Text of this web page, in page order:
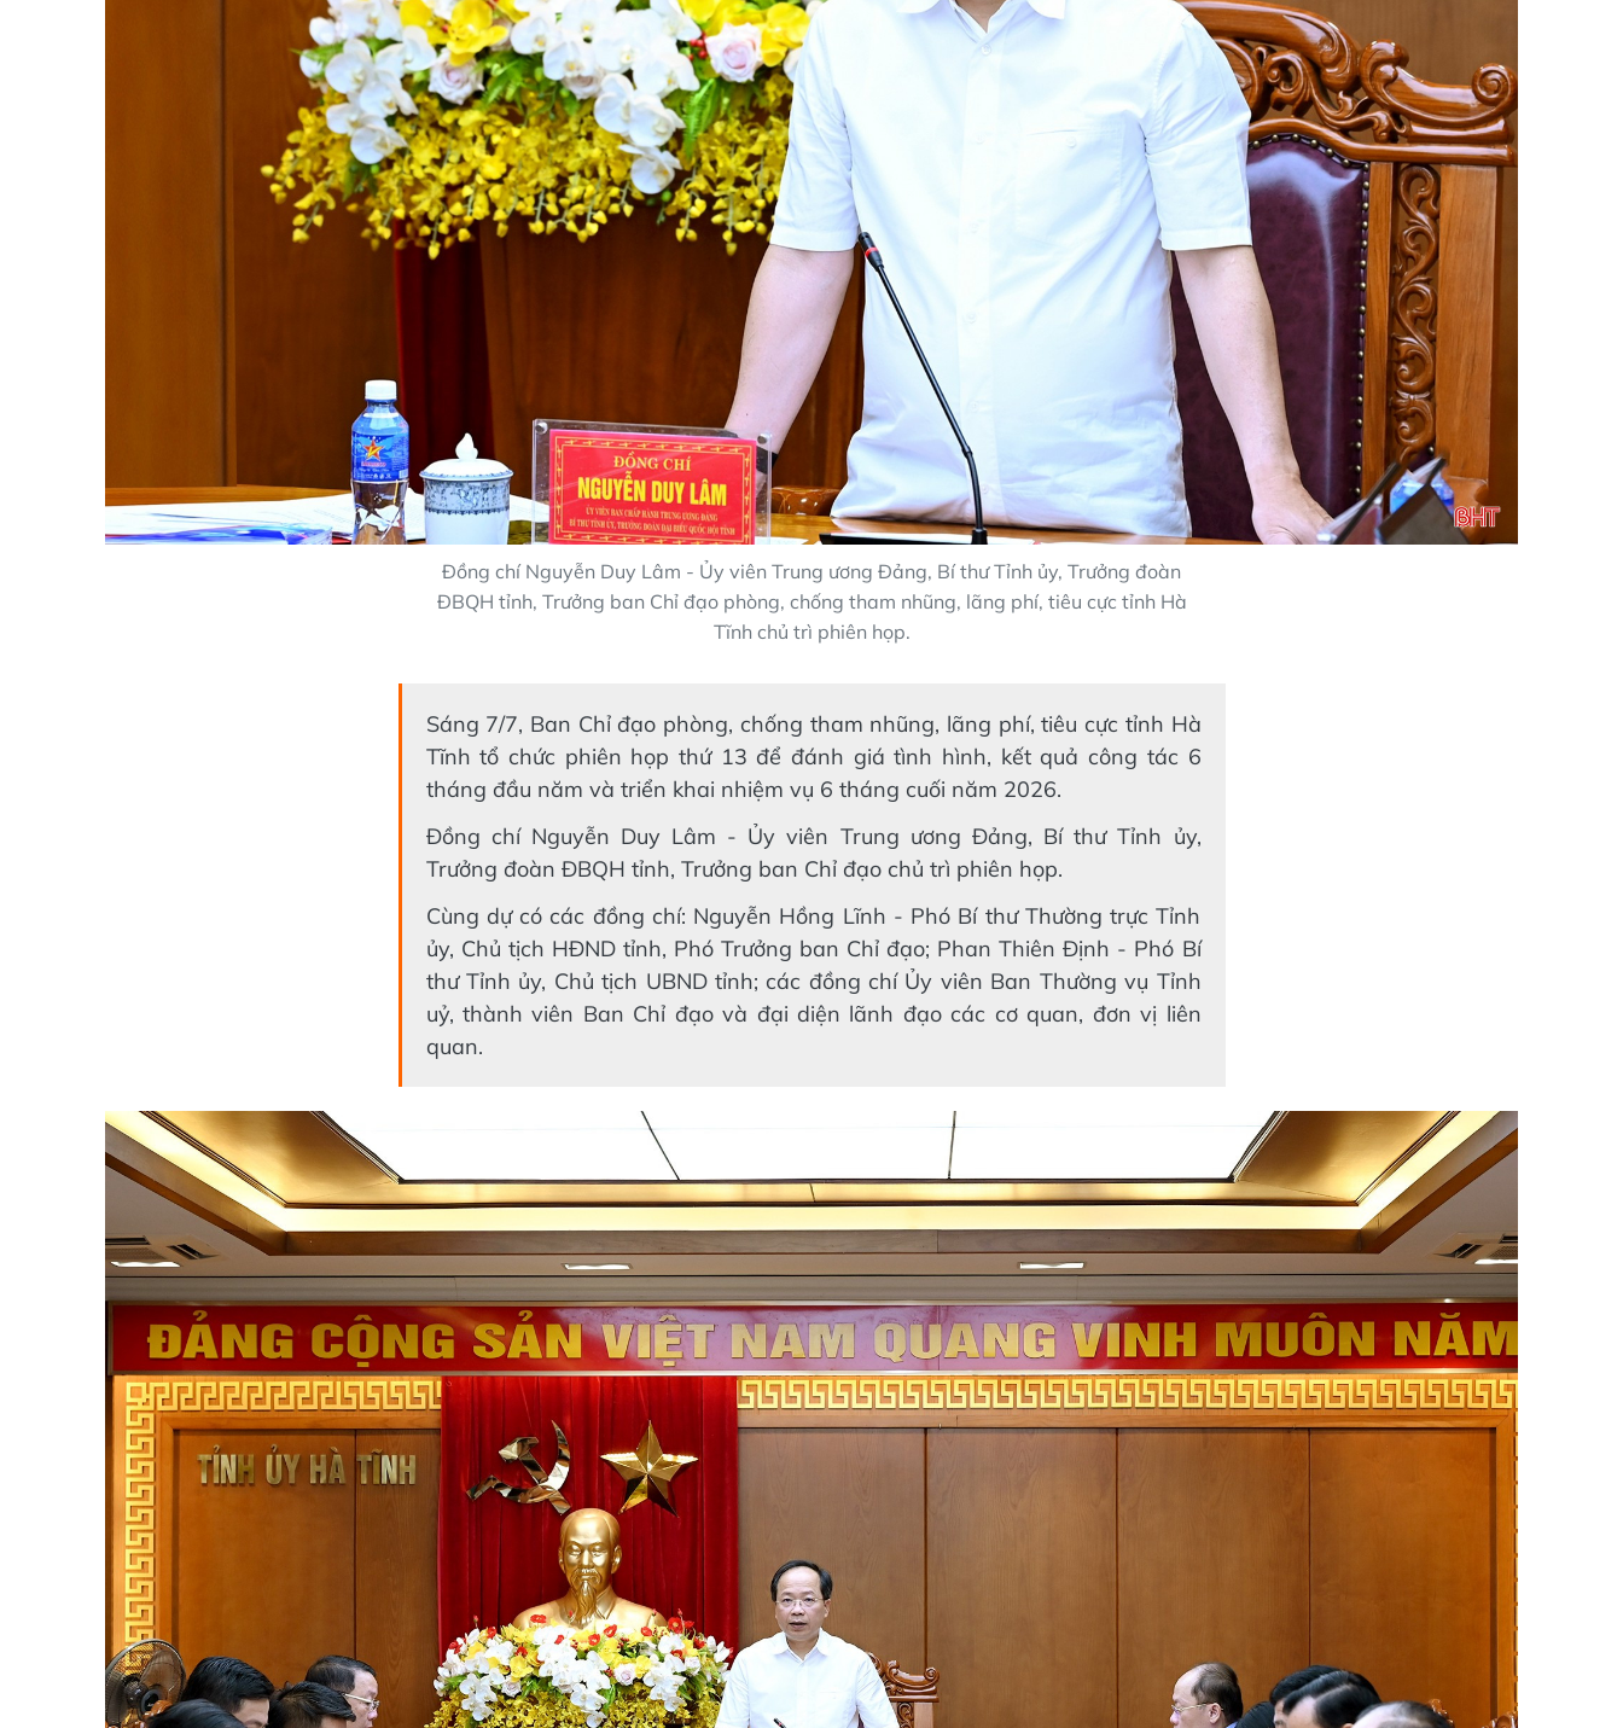
Đồng chí Nguyễn Duy Lâm - Ủy viên Trung ương Đảng, Bí thư Tỉnh ủy, Trưởng đoàn
ĐBQH tỉnh, Trưởng ban Chỉ đạo phòng, chống tham nhũng, lãng phí, tiêu cực tỉnh Hà
Tĩnh chủ trì phiên họp.
Sáng 7/7, Ban Chỉ đạo phòng, chống tham nhũng, lãng phí, tiêu cực tỉnh Hà
Tĩnh tổ chức phiên họp thứ 13 để đánh giá tình hình, kết quả công tác 6
tháng đầu năm và triển khai nhiệm vụ 6 tháng cuối năm 2026.
Đồng chí Nguyễn Duy Lâm - Ủy viên Trung ương Đảng, Bí thư Tỉnh ủy,
Trưởng đoàn ĐBQH tỉnh, Trưởng ban Chỉ đạo chủ trì phiên họp.
Cùng dự có các đồng chí: Nguyễn Hồng Lĩnh - Phó Bí thư Thường trực Tỉnh
ủy, Chủ tịch HĐND tỉnh, Phó Trưởng ban Chỉ đạo; Phan Thiên Định - Phó Bí
thư Tỉnh ủy, Chủ tịch UBND tỉnh; các đồng chí Ủy viên Ban Thường vụ Tỉnh
uỷ, thành viên Ban Chỉ đạo và đại diện lãnh đạo các cơ quan, đơn vị liên
quan.